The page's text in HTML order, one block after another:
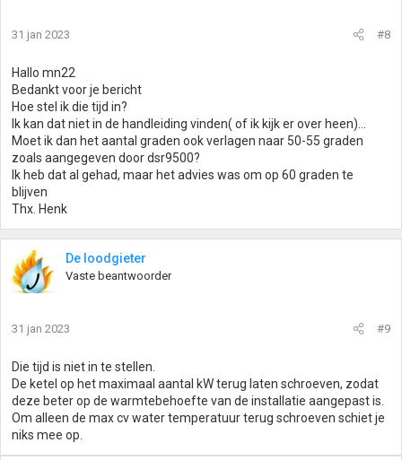
31 jan 2023 #8
Hallo mn22
Bedankt voor je bericht
Hoe stel ik die tijd in?
Ik kan dat niet in de handleiding vinden( of ik kijk er over heen)…
Moet ik dan het aantal graden ook verlagen naar 50-55 graden
zoals aangegeven door dsr9500?
Ik heb dat al gehad, maar het advies was om op 60 graden te
blijven
Thx. Henk
De loodgieter
Vaste beantwoorder
31 jan 2023 #9
Die tijd is niet in te stellen.
De ketel op het maximaal aantal kW terug laten schroeven, zodat
deze beter op de warmtebehoefte van de installatie aangepast is.
Om alleen de max cv water temperatuur terug schroeven schiet je
niks mee op.